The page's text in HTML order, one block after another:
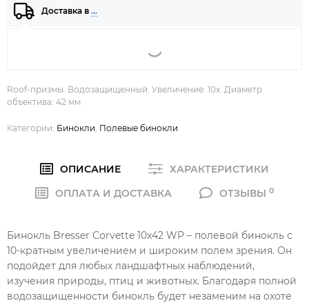
Доставка в …
Roof-призмы. Водозащищенный. Увеличение: 10х. Диаметр
объектива: 42 мм
Категории: Бинокли Полевые бинокли
ОПИСАНИЕ
ХАРАКТЕРИСТИКИ
ОПЛАТА И ДОСТАВКА
ОТЗЫВЫ 0
Бинокль Bresser Corvette 10x42 WP – полевой бинокль с
10-кратным увеличением и широким полем зрения. Он
подойдет для любых ландшафтных наблюдений,
изучения природы, птиц и животных. Благодаря полной
водозащищенности бинокль будет незаменим на охоте